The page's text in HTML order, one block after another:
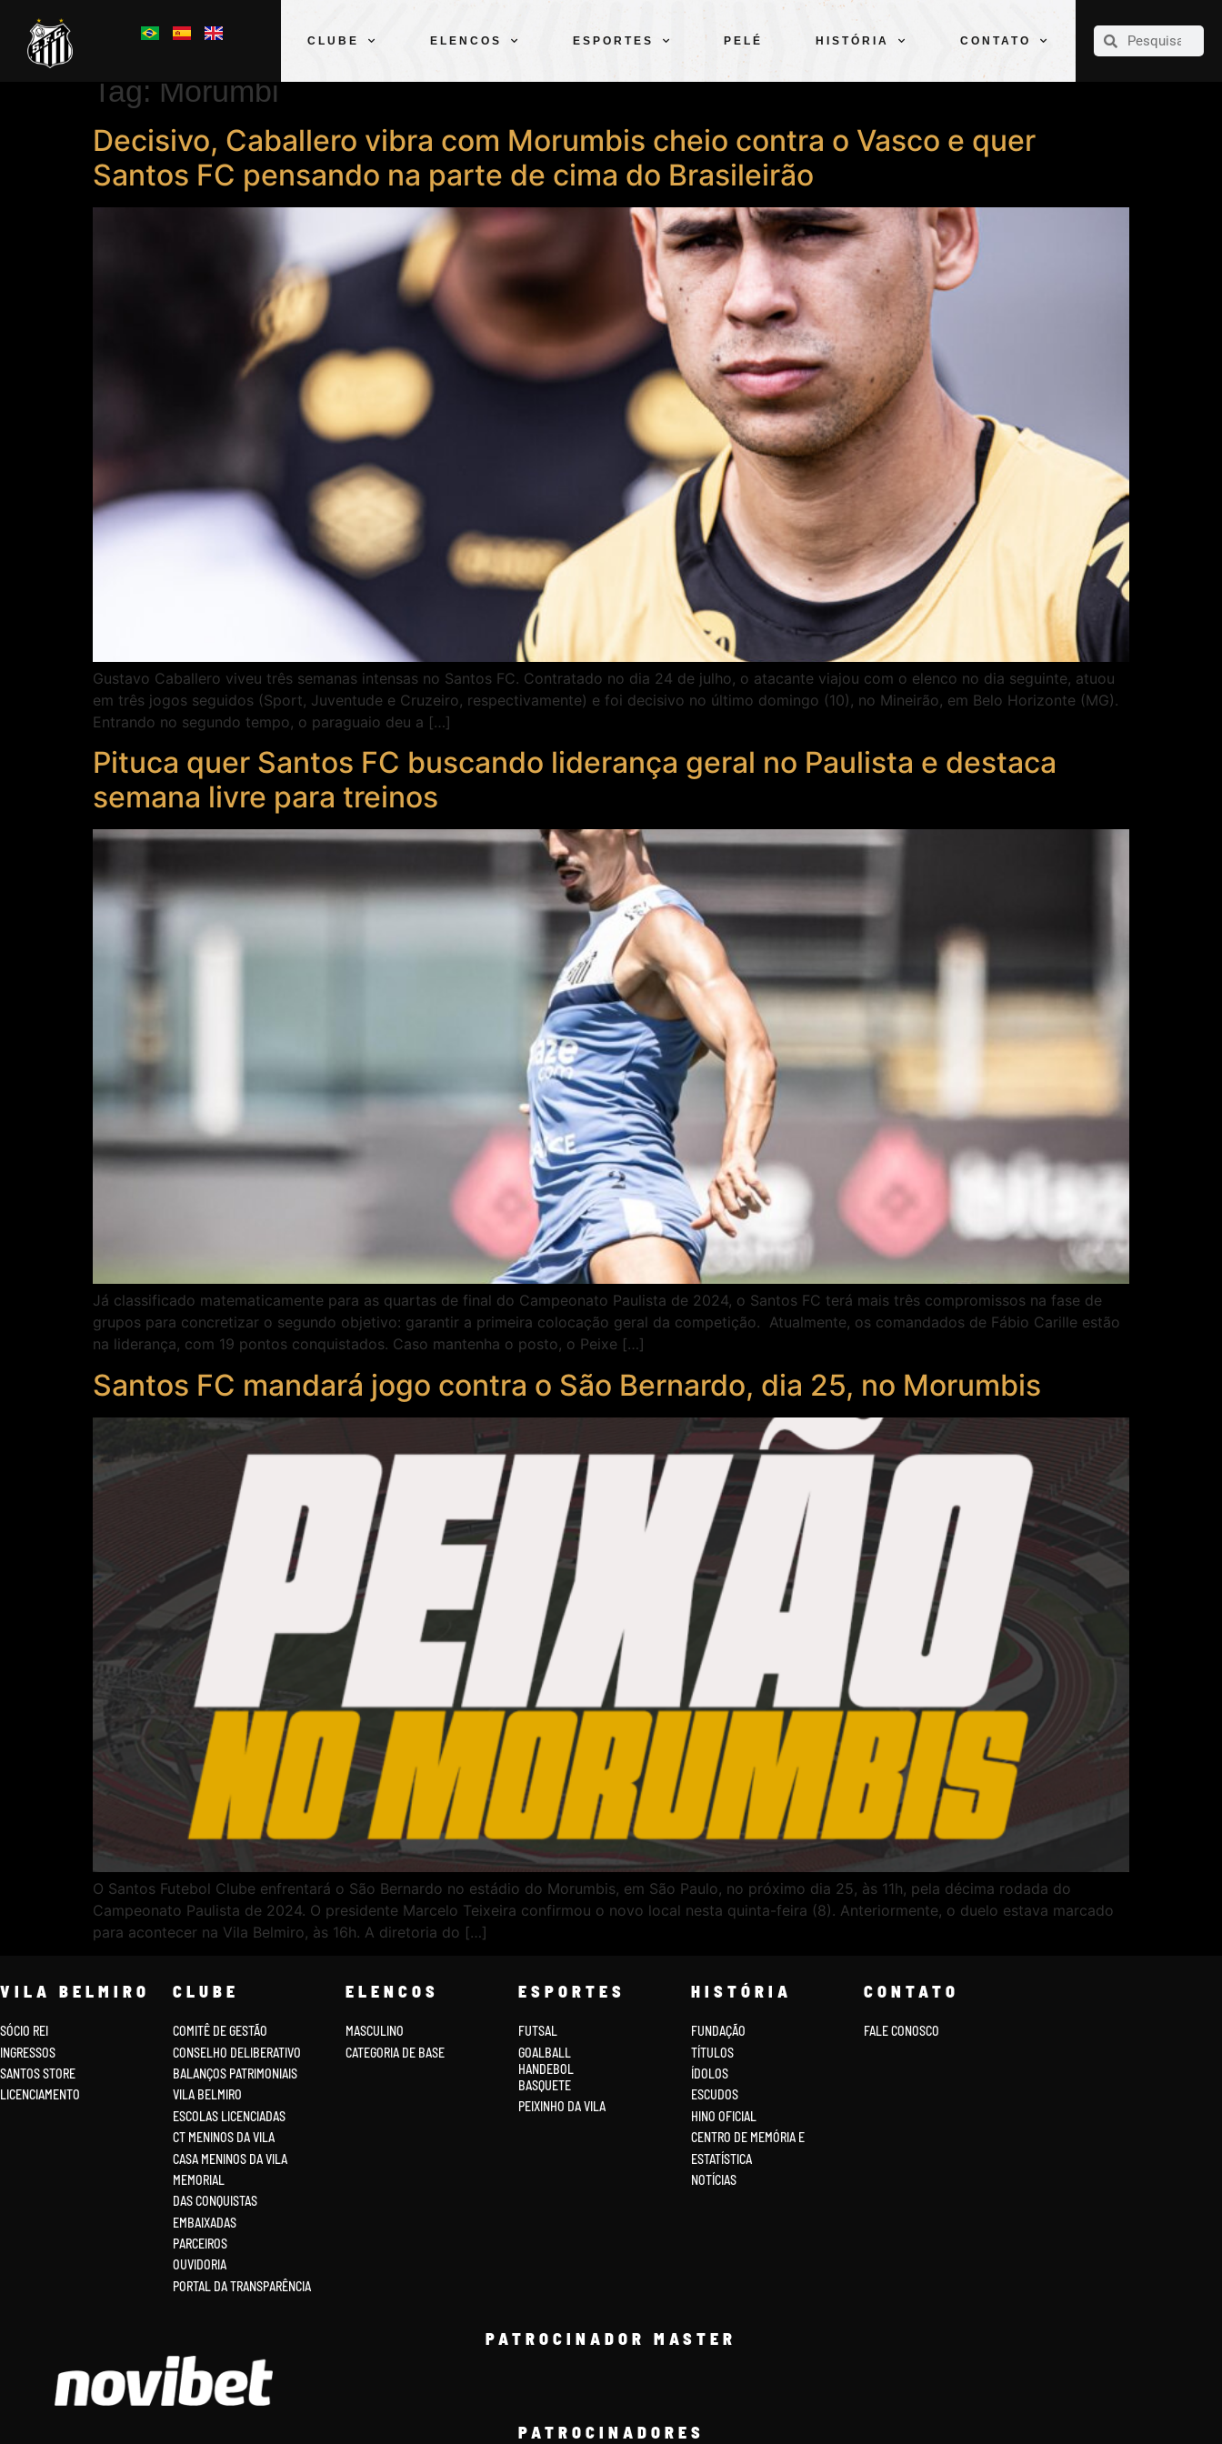
CLUBE ELENCOS ESPORTES PELÉ HISTÓRIA CONTATO
CLUBE
Tag: Morumbi
Decisivo, Caballero vibra com Morumbis cheio contra o Vasco e quer
Santos FC pensando na parte de cima do Brasileirão
Gustavo Caballero viveu três semanas intensas no Santos FC. Contratado no dia 24 de julho, o atacante viajou com o elenco no dia seguinte, atuou
em três jogos seguidos (Sport, Juventude e Cruzeiro, respectivamente) e foi decisivo no último domingo (10), no Mineirão, em Belo Horizonte (MG).
Entrando no segundo tempo, o paraguaio deu a […]
Pituca quer Santos FC buscando liderança geral no Paulista e destaca
semana livre para treinos
Já classificado matematicamente para as quartas de final do Campeonato Paulista de 2024, o Santos FC terá mais três compromissos na fase de
grupos para concretizar o segundo objetivo: garantir a primeira colocação geral da competição. Atualmente, os comandados de Fábio Carille estão
na liderança, com 19 pontos conquistados. Caso mantenha o posto, o Peixe […]
Santos FC mandará jogo contra o São Bernardo, dia 25, no Morumbis
O Santos Futebol Clube enfrentará o São Bernardo no estádio do Morumbis, em São Paulo, no próximo dia 25, às 11h, pela décima rodada do
Campeonato Paulista de 2024. O presidente Marcelo Teixeira confirmou o novo local nesta quinta-feira (8). Anteriormente, o duelo estava marcado
para acontecer na Vila Belmiro, às 16h. A diretoria do […]
VILA BELMIRO
SÓCIO REI
INGRESSOS
SANTOS STORE
LICENCIAMENTO
CLUBE
COMITÊ DE GESTÃO
CONSELHO DELIBERATIVO
BALANÇOS PATRIMONIAIS
VILA BELMIRO
ESCOLAS LICENCIADAS
CT MENINOS DA VILA
CASA MENINOS DA VILA
MEMORIAL
DAS CONQUISTAS
EMBAIXADAS
PARCEIROS
OUVIDORIA
PORTAL DA TRANSPARÊNCIA
ELENCOS
MASCULINO
CATEGORIA DE BASE
ESPORTES
FUTSAL
GOALBALL
HANDEBOL
BASQUETE
PEIXINHO DA VILA
HISTÓRIA
FUNDAÇÃO
TÍTULOS
ÍDOLOS
ESCUDOS
HINO OFICIAL
CENTRO DE MEMÓRIA E
ESTATÍSTICA
NOTÍCIAS
CONTATO
FALE CONOSCO
PATROCINADOR MASTER
PATROCINADORES